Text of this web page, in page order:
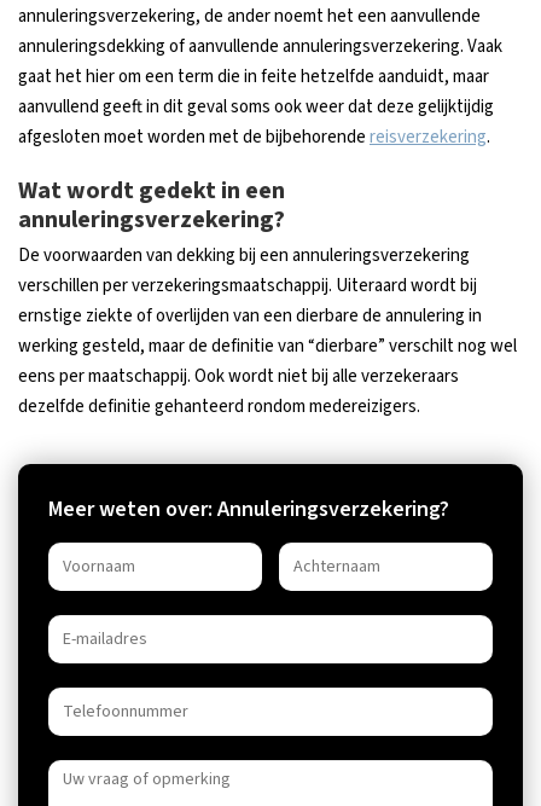
annuleringsverzekering, de ander noemt het een aanvullende
annuleringsdekking of aanvullende annuleringsverzekering. Vaak
gaat het hier om een term die in feite hetzelfde aanduidt, maar
aanvullend geeft in dit geval soms ook weer dat deze gelijktijdig
afgesloten moet worden met de bijbehorendereisverzekering.
Wat wordt gedekt in een
annuleringsverzekering?
De voorwaarden van dekking bij een annuleringsverzekering
verschillen per verzekeringsmaatschappij. Uiteraard wordt bij
ernstige ziekte of overlijden van een dierbare de annulering in
werking gesteld, maar de definitie van “dierbare” verschilt nog wel
eens per maatschappij. Ook wordt niet bij alle verzekeraars
dezelfde definitie gehanteerd rondom medereizigers.
Meer weten over: Annuleringsverzekering?